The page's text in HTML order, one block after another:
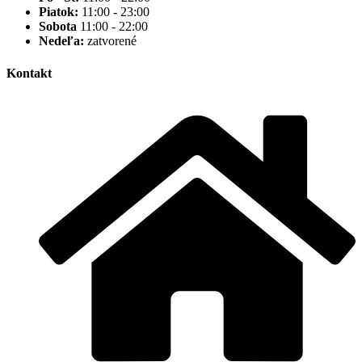
Piatok: 11:00 - 23:00
Sobota 11:00 - 22:00
Nedeľa: zatvorené
Kontakt